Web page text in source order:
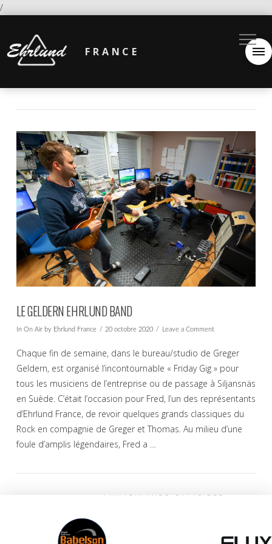
/
FRANCE
LE GELDERN EHRLUND BAND
In On Airby Ehrlund France 20 octobre 2020 Leave a Comment
Chaque fin de semaine, dans le bureau/studio de Greger
Geldern, est organisé l’incontournable « Friday Gig » pour
tous les musiciens de l’entreprise ou de passage à Siljansnäs
en Suède. C’était l’occasion pour Fred, l’un des représentants
d’Ehrlund France, de revoir quelques grands classiques du
Rock en compagnie de Greger et Thomas. Au milieu d’une
foule d’amplis légendaires, Fred a …
PARTENAIRES OFFICIELS